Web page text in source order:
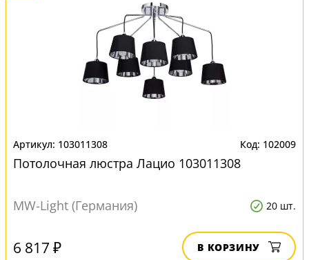
103011308 102009
Потолочная люстра Лацио 103011308
MW-Light (Германия) 20 шт.
6 817 ₽ В КОРЗИНУ